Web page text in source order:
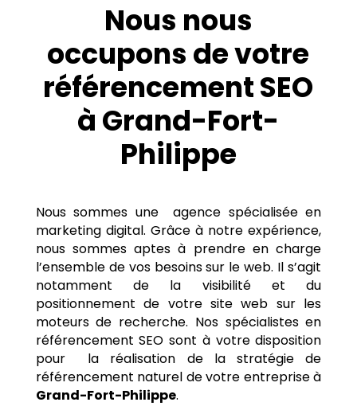
Nous nous
occupons de votre
référencement SEO
à Grand-Fort-
Philippe
Nous sommes une agence spécialisée en
marketing digital. Grâce à notre expérience,
nous sommes aptes à prendre en charge
l’ensemble de vos besoins sur le web. Il s’agit
notamment de la visibilité et du
positionnement de votre site web sur les
moteurs de recherche. Nos spécialistes en
référencement SEO sont à votre disposition
pour la réalisation de la stratégie de
référencement naturel de votre entreprise à
Grand-Fort-Philippe.